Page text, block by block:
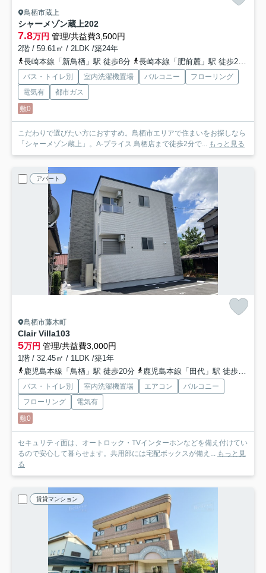
鳥栖市蔵上
シャーメゾン蔵上202
7.8万円 管理/共益費3,500円
2階 / 59.61㎡ / 2LDK /築24年
長崎本線「新鳥栖」駅 徒歩8分
長崎本線「肥前麓」駅 徒歩26分
バス・トイレ別 室内洗濯機置場 バルコニー
フローリング
電気有
都市ガス
敷0
こだわりで選びたい方におすすめ。鳥栖市エリアで住まいをお探しなら
「シャーメゾン蔵上」。A-プライス 鳥栖店まで徒歩2分で...
もっと見る
アパート
鳥栖市藤木町
Clair Villa103
5万円 管理/共益費3,000円
1階 / 32.45㎡ / 1LDK /築1年
鹿児島本線「鳥栖」駅 徒歩20分
鹿児島本線「田代」駅 徒歩35分
バス・トイレ別 室内洗濯機置場 エアコン
バルコニー
フローリング
電気有
敷0
セキュリティ面は、オートロック・TVインターホンなどを備え付けてい
るので安心して暮らせます。共用部には宅配ボックスが備え...
もっと見
る
賃貸マンション